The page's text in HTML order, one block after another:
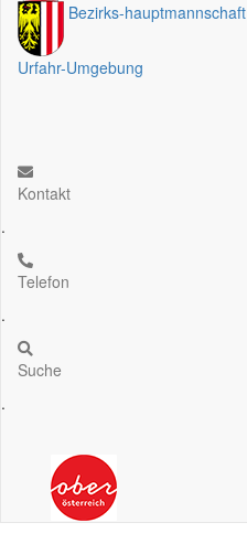
Bezirks-hauptmannschaft
Urfahr-Umgebung
Kontakt
.
Telefon
.
Suche
.